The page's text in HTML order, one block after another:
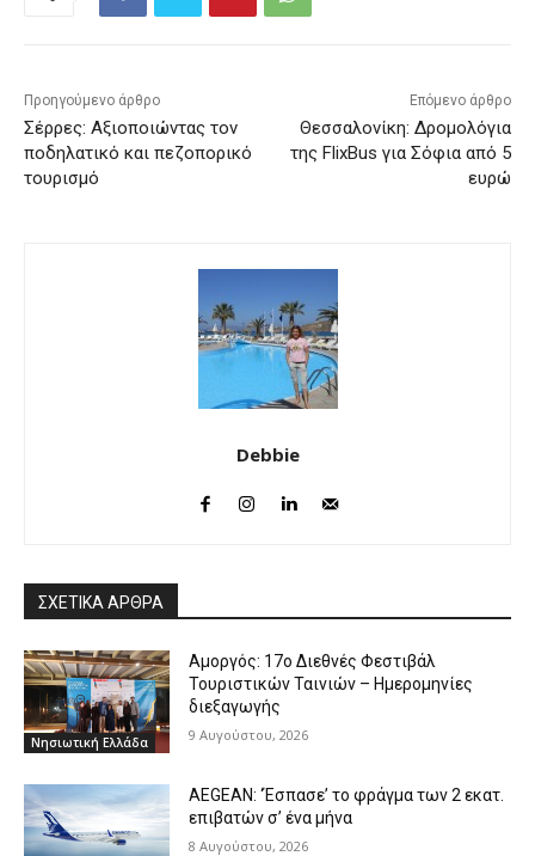
Προηγούμενο άρθρο
Σέρρες: Αξιοποιώντας τον
ποδηλατικό και πεζοπορικό
τουρισμό
Επόμενο άρθρο
Θεσσαλονίκη: Δρομολόγια
της FlixBus για Σόφια από 5
ευρώ
Debbie
ΣΧΕΤΙΚΑ ΑΡΘΡΑ
Νησιωτική Ελλάδα
Αμοργός: 17ο Διεθνές Φεστιβάλ
Τουριστικών Ταινιών – Ημερομηνίες
διεξαγωγής
9 Αυγούστου, 2026
AEGEAN: ‘Έσπασε’ το φράγμα των 2 εκατ.
επιβατών σ’ ένα μήνα
8 Αυγούστου, 2026